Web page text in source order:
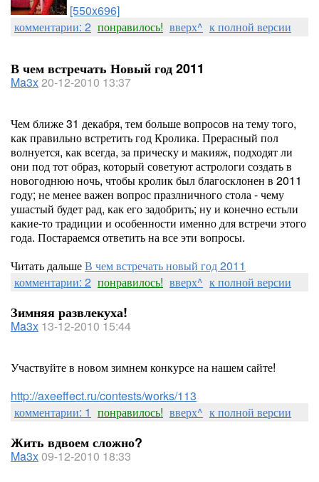
[550x696]
комментарии: 2 понравилось! вверх^ к полной версии
В чем встречать Новый год 2011
Ma3x20-12-2010 13:37
Чем ближе 31 декабря, тем больше вопросов на тему того,
как правильно встретить год Кролика. Прерасный пол
волнуется, как всегда, за прическу и макияж, подходят ли
они под тот образ, который советуют астрологи создать в
новогоднюю ночь, чтобы кролик был благосклонен в 2011
году; не менее важен вопрос празлничного стола - чему
ушастый будет рад, как его задобрить; ну и конечно естьли
какие-то традиции и особенности именно для встречи этого
года. Постараемся ответить на все эти вопросы.
Читать дальшеВ чем встречать новый год 2011
комментарии: 2 понравилось! вверх^ к полной версии
Зимняя развлекуха!
Ma3x 13-12-2010 15:44
Участвуйте в новом зимнем конкурсе на нашем сайте!
http://axeeffect.ru/contests/works/113
комментарии: 1 понравилось! вверх^ к полной версии
Жить вдвоем сложно?
Ma3x09-12-2010 18:33